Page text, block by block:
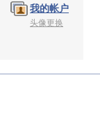
我的帐户
头像更换